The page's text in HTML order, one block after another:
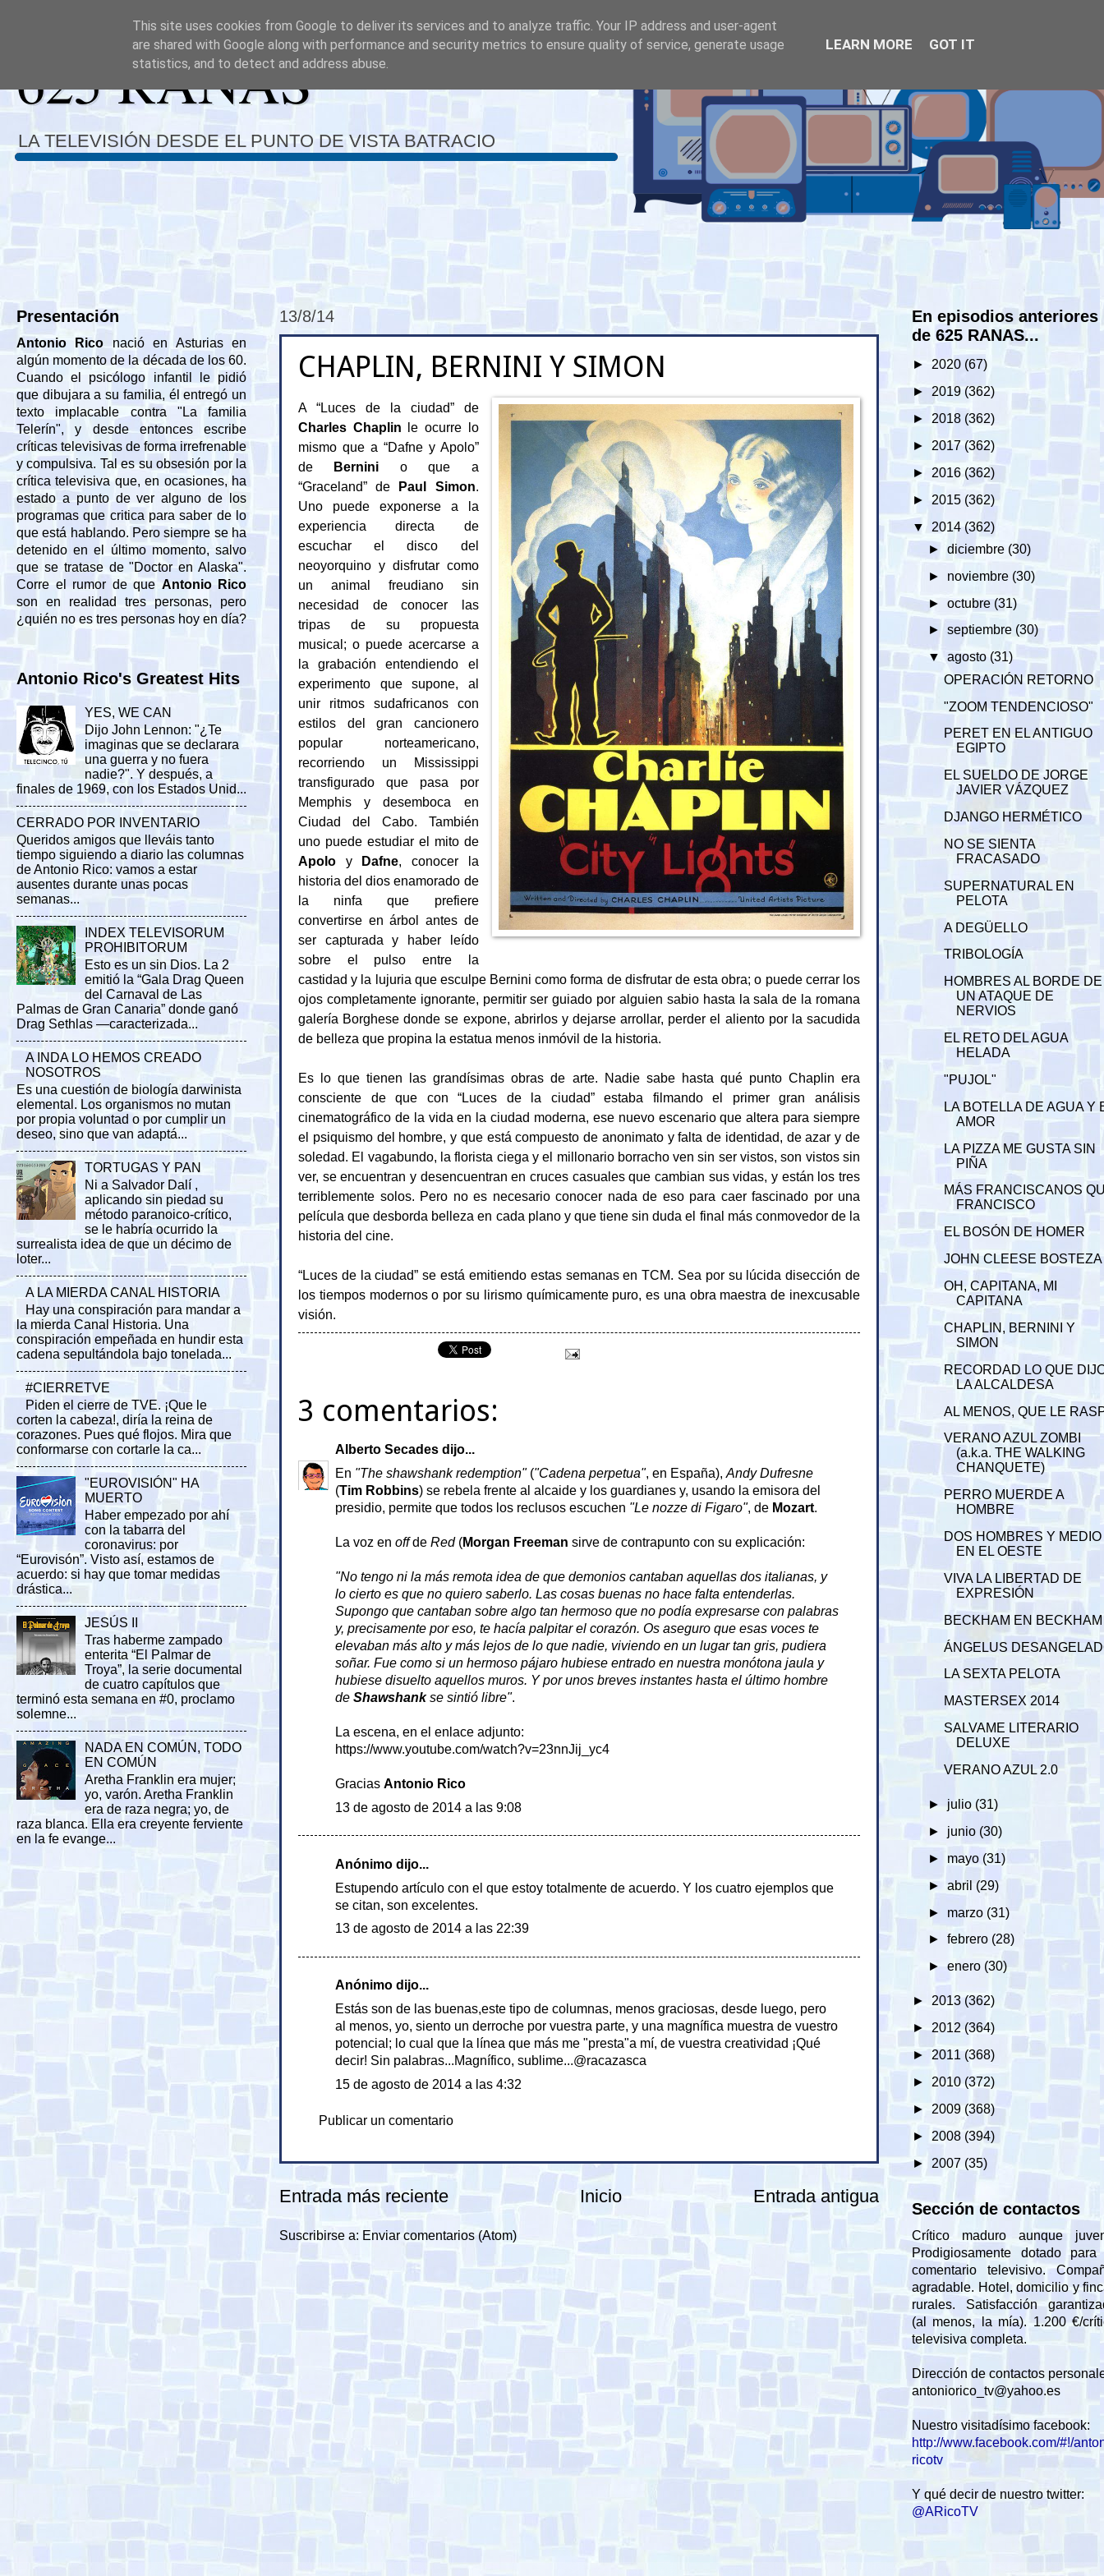
625 RANAS
LA TELEVISIÓN DESDE EL PUNTO DE VISTA BATRACIO
13/8/14
CHAPLIN, BERNINI Y SIMON
A “Luces de la ciudad” de
Charles Chaplin le ocurre lo
mismo que a “Dafne y Apolo”
de Bernini o que a
“Graceland” de Paul Simon.
Uno puede exponerse a la
experiencia directa de
escuchar el disco del
neoyorquino y disfrutar como
un animal freudiano sin
necesidad de conocer las
tripas de su propuesta
musical; o puede acercarse a
la grabación entendiendo el
experimento que supone, al
unir ritmos sudafricanos con
estilos del gran cancionero
popular norteamericano,
recorriendo un Mississippi
transfigurado que pasa por
Memphis y desemboca en
Ciudad del Cabo. También
uno puede estudiar el mito de
Apolo y Dafne, conocer la
historia del dios enamorado de
la ninfa que prefiere
convertirse en árbol antes de
ser capturada y haber leído
sobre el pulso entre la
castidad y la lujuria que esculpe Bernini como forma de disfrutar de esta obra; o puede cerrar los
ojos completamente ignorante, permitir ser guiado por alguien sabio hasta la sala de la romana
galería Borghese donde se expone, abrirlos y dejarse arrollar, perder el aliento por la sacudida
de belleza que propina la estatua menos inmóvil de la historia.
Es lo que tienen las grandísimas obras de arte. Nadie sabe hasta qué punto Chaplin era
consciente de que con “Luces de la ciudad” estaba filmando el primer gran análisis
cinematográfico de la vida en la ciudad moderna, ese nuevo escenario que altera para siempre
el psiquismo del hombre, y que está compuesto de anonimato y falta de identidad, de azar y de
soledad. El vagabundo, la florista ciega y el millonario borracho ven sin ser vistos, son vistos sin
ver, se encuentran y desencuentran en cruces casuales que cambian sus vidas, y están los tres
terriblemente solos. Pero no es necesario conocer nada de eso para caer fascinado por una
película que desborda belleza en cada plano y que tiene sin duda el final más conmovedor de la
historia del cine.
“Luces de la ciudad” se está emitiendo estas semanas en TCM. Sea por su lúcida disección de
los tiempos modernos o por su lirismo químicamente puro, es una obra maestra de inexcusable
visión.
3 comentarios:
Alberto Secades dijo...
En "The shawshank redemption"("Cadena perpetua", en España), Andy Dufresne
(Tim Robbins) se rebela frente al alcaide y los guardianes y, usando la emisora del
presidio, permite que todos los reclusos escuchen "Le nozze di Figaro", de Mozart.
La voz en offde Red(Morgan Freeman sirve de contrapunto con su explicación:
"No tengo ni la más remota idea de que demonios cantaban aquellas dos italianas, y
lo cierto es que no quiero saberlo. Las cosas buenas no hace falta entenderlas.
Supongo que cantaban sobre algo tan hermoso que no podía expresarse con palabras
y, precisamente por eso, te hacía palpitar el corazón. Os aseguro que esas voces te
elevaban más alto y más lejos de lo que nadie, viviendo en un lugar tan gris, pudiera
soñar. Fue como si un hermoso pájaro hubiese entrado en nuestra monótona jaula y
hubiese disuelto aquellos muros. Y por unos breves instantes hasta el último hombre
de Shawshankse sintió libre".
La escena, en el enlace adjunto:
https://www.youtube.com/watch?v=23nnJij_yc4
Gracias Antonio Rico
13 de agosto de 2014 a las 9:08
Anónimo dijo...
Estupendo artículo con el que estoy totalmente de acuerdo. Y los cuatro ejemplos que
se citan, son excelentes.
13 de agosto de 2014 a las 22:39
Anónimo dijo...
Estás son de las buenas,este tipo de columnas, menos graciosas, desde luego, pero
al menos, yo, siento un derroche por vuestra parte, y una magnífica muestra de vuestro
potencial; lo cual que la línea que más me "presta"a mí, de vuestra creatividad ¡Qué
decir! Sin palabras...Magnífico, sublime...@racazasca
15 de agosto de 2014 a las 4:32
Publicar un comentario
Entrada más reciente Entrada antigua
Inicio
Suscribirse a: Enviar comentarios (Atom)
Presentación
Antonio Rico nació en Asturias en
algún momento de la década de los 60.
Cuando el psicólogo infantil le pidió
que dibujara a su familia, él entregó un
texto implacable contra "La familia
Telerín", y desde entonces escribe
críticas televisivas de forma irrefrenable
y compulsiva. Tal es su obsesión por la
crítica televisiva que, en ocasiones, ha
estado a punto de ver alguno de los
programas que critica para saber de lo
que está hablando. Pero siempre se ha
detenido en el último momento, salvo
que se tratase de "Doctor en Alaska".
Corre el rumor de que Antonio Rico
son en realidad tres personas, pero
¿quién no es tres personas hoy en día?
Antonio Rico's Greatest Hits
YES, WE CAN
Dijo John Lennon: "¿Te
imaginas que se declarara
una guerra y no fuera
nadie?". Y después, a
finales de 1969, con los Estados Unid...
CERRADO POR INVENTARIO
Queridos amigos que lleváis tanto
tiempo siguiendo a diario las columnas
de Antonio Rico: vamos a estar
ausentes durante unas pocas
semanas...
INDEX TELEVISORUM
PROHIBITORUM
Esto es un sin Dios. La 2
emitió la “Gala Drag Queen
del Carnaval de Las
Palmas de Gran Canaria” donde ganó
Drag Sethlas —caracterizada...
A INDA LO HEMOS CREADO
NOSOTROS
Es una cuestión de biología darwinista
elemental. Los organismos no mutan
por propia voluntad o por cumplir un
deseo, sino que van adaptá...
TORTUGAS Y PAN
Ni a Salvador Dalí ,
aplicando sin piedad su
método paranoico-crítico,
se le habría ocurrido la
surrealista idea de que un décimo de
loter...
A LA MIERDA CANAL HISTORIA
Hay una conspiración para mandar a
la mierda Canal Historia. Una
conspiración empeñada en hundir esta
cadena sepultándola bajo tonelada...
#CIERRETVE
Piden el cierre de TVE. ¡Que le
corten la cabeza!, diría la reina de
corazones. Pues qué flojos. Mira que
conformarse con cortarle la ca...
"EUROVISIÓN" HA
MUERTO
Haber empezado por ahí
con la tabarra del
coronavirus: por
“Eurovisón”. Visto así, estamos de
acuerdo: si hay que tomar medidas
drástica...
JESÚS II
Tras haberme zampado
enterita “El Palmar de
Troya”, la serie documental
de cuatro capítulos que
terminó esta semana en #0, proclamo
solemne...
NADA EN COMÚN, TODO
EN COMÚN
Aretha Franklin era mujer;
yo, varón. Aretha Franklin
era de raza negra; yo, de
raza blanca. Ella era creyente ferviente
en la fe evange...
En episodios anteriores
de 625 RANAS...
► 2020 (67)
►2019 (362)
► 2018 (362)
► 2017 (362)
► 2016 (362)
► 2015 (362)
▼ 2014 (362)
► diciembre (30)
► noviembre (30)
► octubre(31)
► septiembre (30)
▼ agosto (31)
OPERACIÓN RETORNO
"ZOOM TENDENCIOSO"
PERET EN EL ANTIGUO
EGIPTO
EL SUELDO DE JORGE
JAVIER VÁZQUEZ
DJANGO HERMÉTICO
NO SE SIENTA
FRACASADO
SUPERNATURAL EN
PELOTA
A DEGÜELLO
TRIBOLOGÍA
HOMBRES AL BORDE DE
UN ATAQUE DE
NERVIOS
EL RETO DEL AGUA
HELADA
"PUJOL"
LA BOTELLA DE AGUA Y
AMOR
LA PIZZA ME GUSTA SIN
PIÑA
MÁS FRANCISCANOS
FRANCISCO
EL BOSÓN DE HOMER
JOHN CLEESE BOSTEZA
OH, CAPITANA, MI
CAPITANA
CHAPLIN, BERNINI Y
SIMON
RECORDAD LO QUE
LA ALCALDESA
AL MENOS, QUE LE
VERANO AZUL ZOMBI
(a.k.a. THE WALKING
CHANQUETE)
PERRO MUERDE A
HOMBRE
DOS HOMBRES Y MEDIO
EN EL OESTE
VIVA LA LIBERTAD DE
EXPRESIÓN
BECKHAM EN BECKHAM
ÁNGELUS
LA SEXTA PELOTA
MASTERSEX 2014
SALVAME LITERARIO
DELUXE
VERANO AZUL 2.0
► julio (31)
► junio (30)
► mayo (31)
► abril (29)
► marzo (31)
► febrero (28)
► enero (30)
► 2013 (362)
►2012(364)
► 2011 (368)
► 2010 (372)
► 2009 (368)
► 2008 (394)
► 2007 (35)
Sección de contactos
Crítico maduro aunque
Prodigiosamente dotado
comentario televisivo.
agradable. Hotel, domicilio y
rurales. Satisfacción
(al menos, la mía). 1.200 €/
televisiva completa.
Dirección de contactos
antoniorico_tv@yahoo.es
Nuestro visitadísimo facebook:
http://www.facebook.com/#!/
ricotv
Y qué decir de nuestro twitter:
@ARicoTV
This site uses cookies from Google to deliver its services and to analyze traffic. Your IP address and user-agent
are shared with Google along with performance and security metrics to ensure quality of service, generate usage
statistics, and to detect and address abuse.
LEARN MORE GOT IT